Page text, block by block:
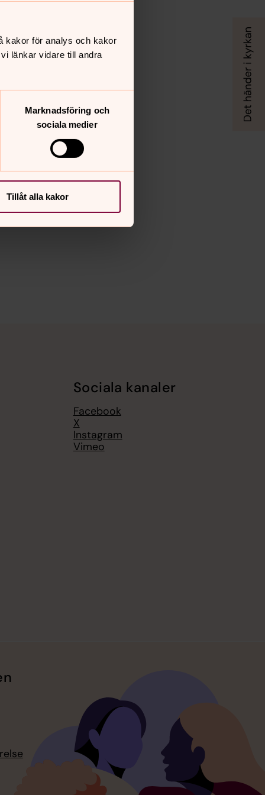
kakor för analys och kakor
länkar vidare till andra
Marknadsföring och
sociala medier
Tillåt alla kakor
Sociala kanaler
Facebook
X
Instagram
Vimeo